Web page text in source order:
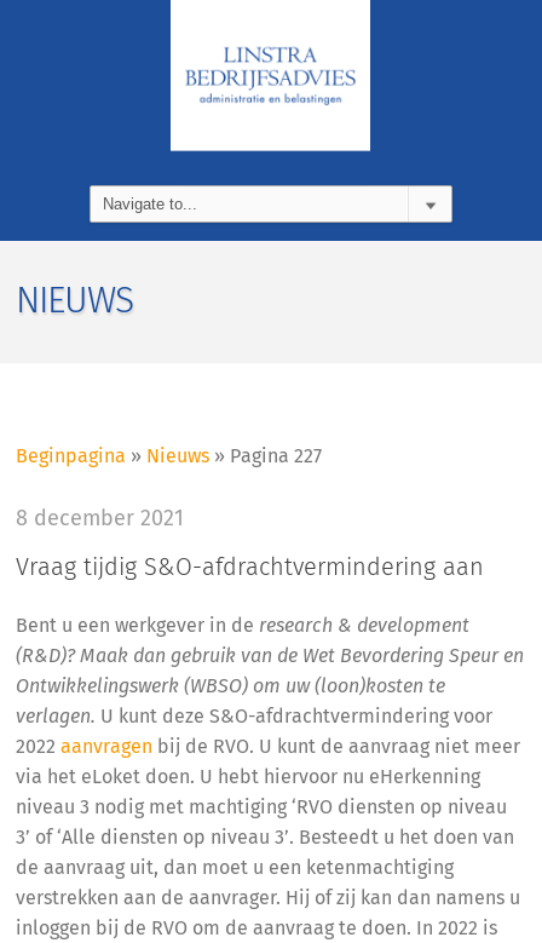
NIEUWS
Beginpagina » Nieuws » Pagina 227
8 december 2021
Vraag tijdig S&O-afdrachtvermindering aan
Bent u een werkgever in de research & development
(R&D)? Maak dan gebruik van de Wet Bevordering Speur en
Ontwikkelingswerk (WBSO) om uw (loon)kosten te
verlagen. U kunt deze S&O-afdrachtvermindering voor
2022aanvragen bij de RVO. U kunt de aanvraag niet meer
via het eLoket doen. U hebt hiervoor nu eHerkenning
niveau 3 nodig met machtiging ‘RVO diensten op niveau
3’ of ‘Alle diensten op niveau 3’. Besteedt u het doen van
de aanvraag uit, dan moet u een ketenmachtiging
verstrekken aan de aanvrager. Hij of zij kan dan namens u
inloggen bij de RVO om de aanvraag te doen. In 2022 is